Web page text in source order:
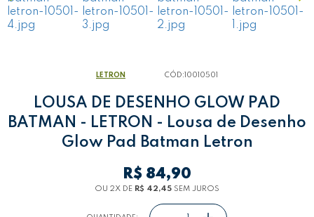
LETRON CÓD: 10010501
LOUSA DE DESENHO GLOW PAD
BATMAN - LETRON - Lousa de Desenho
Glow Pad Batman Letron
R$ 84,90
OU 2X DE R$ 42,45 SEM JUROS